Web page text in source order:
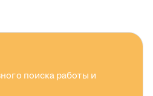
поиска работы и